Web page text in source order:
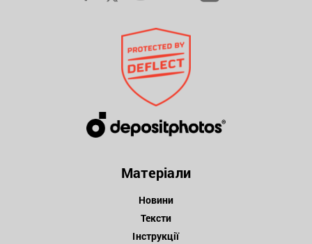
Матеріали
Новини
Тексти
Інструкції